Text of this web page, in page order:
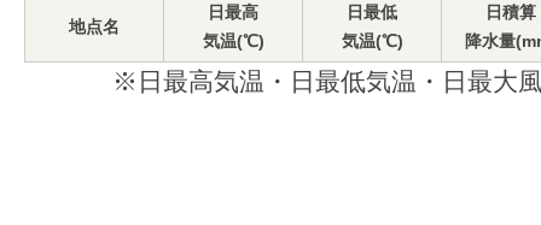
地点名
日最高
気温(℃)
日最低
気温(℃)
日積算
降水量
※日最高気温・日最低気温・日最大